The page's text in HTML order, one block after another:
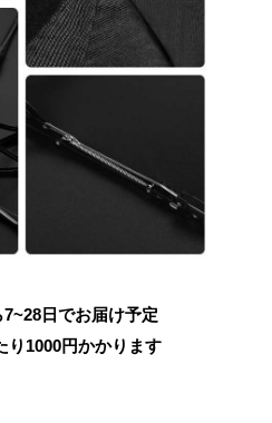
日でお届け予定
り 1000円かかります